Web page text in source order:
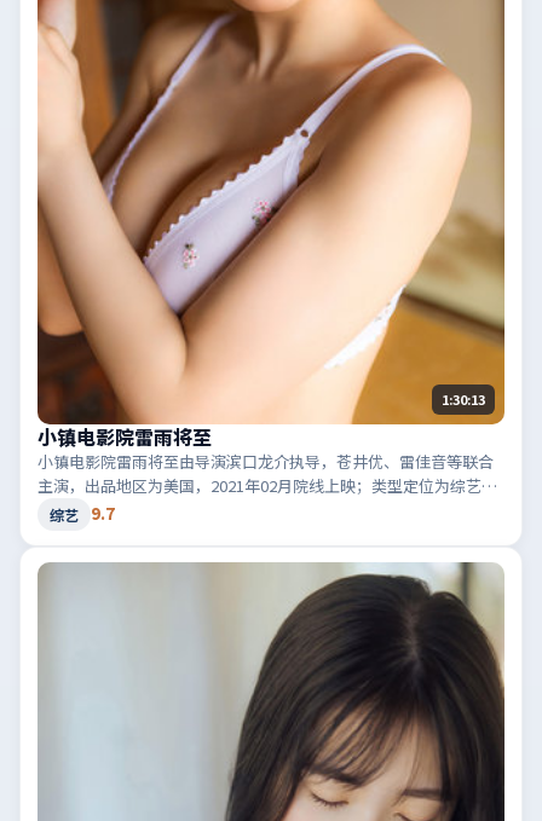
1:30:13
小镇电影院雷雨将至
小镇电影院雷雨将至由导演滨口龙介执导，苍井优、雷佳音等联合
主演，出品地区为美国，2021年02月院线上映；类型定位为综艺·
犯罪，黑白两道博弈。适合检索「美国犯罪」「2021高分综艺」等
综艺 9.7